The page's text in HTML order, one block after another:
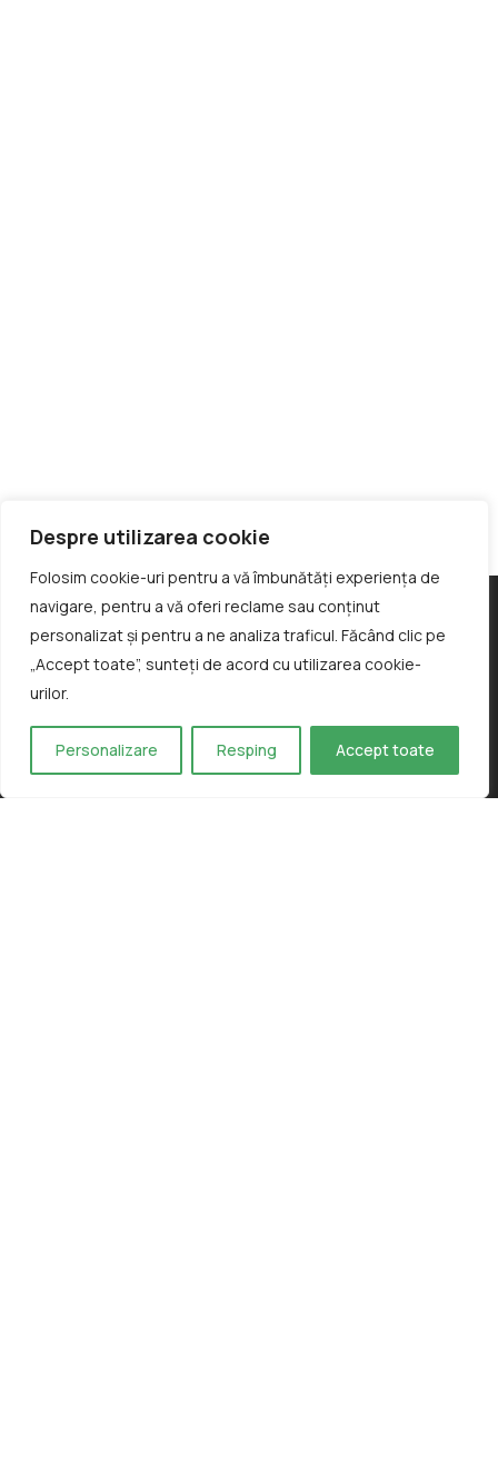
Despre utilizarea cookie
Folosim cookie-uri pentru a vă îmbunătăți experiența de
navigare, pentru a vă oferi reclame sau conținut
personalizat și pentru a ne analiza traficul. Făcând clic pe
„Accept toate”, sunteți de acord cu utilizarea cookie-
urilor.
Personalizare Resping Accept toate